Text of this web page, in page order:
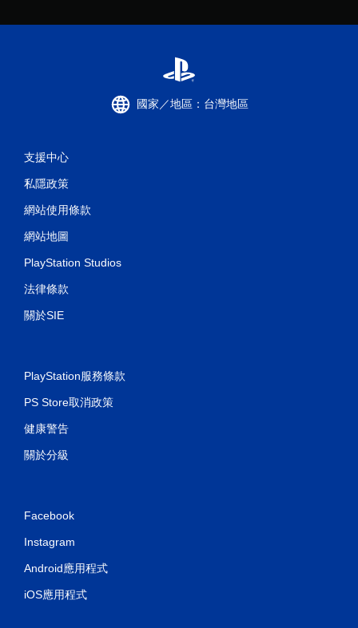
國家／地區：台灣地區
支援中心
私隱政策
網站使用條款
網站地圖
PlayStation Studios
法律條款
關於SIE
PlayStation服務條款
PS Store取消政策
健康警告
關於分級
Facebook
Instagram
Android應用程式
iOS應用程式